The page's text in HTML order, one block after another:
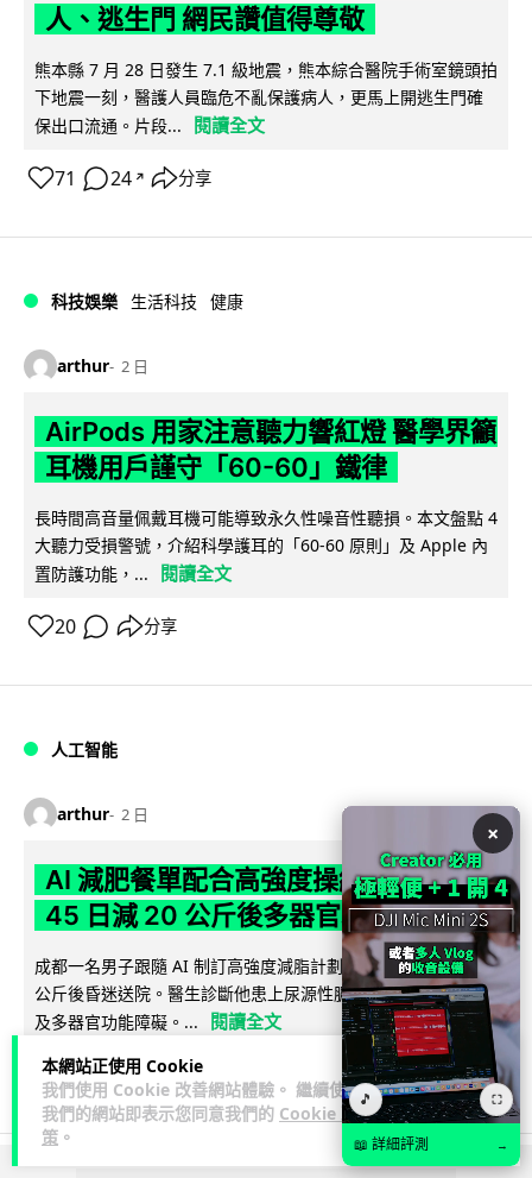
本網站正使用 Cookie
我們使用 Cookie 改善網站體驗。 繼續使用
我們的網站即表示您同意我們的 Cookie 政
策 。
人、逃生門 網民讚值得尊敬
熊本縣 7 月 28 日發生 7.1 級地震，熊本綜合醫院手術室鏡頭拍
下地震一刻，醫護人員臨危不亂保護病人，更馬上開逃生門確
保出口流通。片段...
閱讀全文
71 24 ↗ 分享
科技娛樂 生活科技 健康
arthur 2 日
AirPods 用家注意聽力響紅燈 醫學界籲
耳機用戶謹守「60-60」鐵律
長時間高音量佩戴耳機可能導致永久性噪音性聽損。本文盤點 4
大聽力受損警號，介紹科學護耳的「60-60 原則」及 Apple 內
置防護功能，...
閱讀全文
20 分享
人工智能
arthur 2 日
AI 減肥餐單配合高強度操練 成都男
45 日減 20 公斤後多器官衰竭
成都一名男子跟隨 AI 制訂高強度減脂計劃，45 日內減去約 20
公斤後昏迷送院。醫生診斷他患上尿源性膿毒症、膿毒性休克
及多器官功能障礙。...
閱讀全文
23 4↗ 分享
×
🎵 ⛶
📖 詳細評測 →